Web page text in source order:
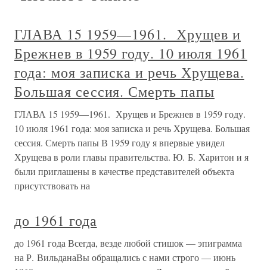
ГЛАВА 15 1959—1961. Хрущев и
Брежнев в 1959 году. 10 июля 1961
года: моя записка и речь Хрущева.
Большая сессия. Смерть папы
ГЛАВА 15 1959—1961. Хрущев и Брежнев в 1959 году.
10 июля 1961 года: моя записка и речь Хрущева. Большая
сессия. Смерть папы В 1959 году я впервые увидел
Хрущева в роли главы правительства. Ю. Б. Харитон и я
были приглашены в качестве представителей объекта
присутствовать на
до 1961 года
до 1961 года Всегда, везде любой стишок — эпиграмма
на Р. ВильданаВы обращались с нами строго — июнь